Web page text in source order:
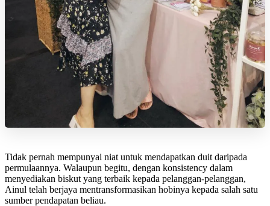
Tidak pernah mempunyai niat untuk mendapatkan duit daripada
permulaannya. Walaupun begitu, dengan konsistency dalam
menyediakan biskut yang terbaik kepada pelanggan-pelanggan,
Ainul telah berjaya mentransformasikan hobinya kepada salah satu
sumber pendapatan beliau.